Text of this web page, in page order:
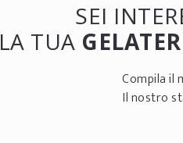
SEI
LA TUA
Compila il
Il nostro